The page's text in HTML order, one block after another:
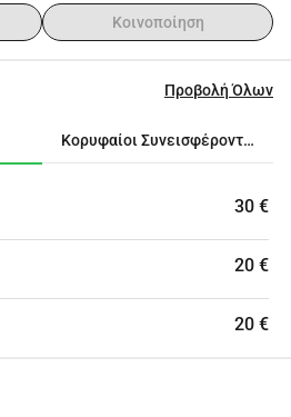
Κοινοποίηση
Προβολή Όλων
Κορυφαίοι Συνεισφέροντες
30 €
20 €
20 €